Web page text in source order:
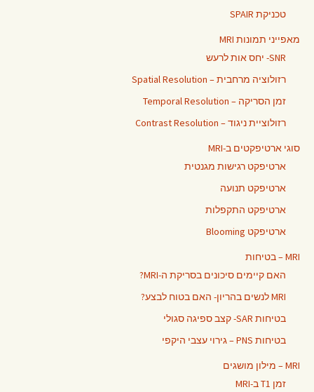
טכניקת SPAIR
מאפייני תמונות MRI
SNR- יחס אות לרעש
רזולוציה מרחבית – Spatial Resolution
זמן הסריקה – Temporal Resolution
רזולוציית ניגוד – Contrast Resolution
סוגי ארטיפקטים ב-MRI
ארטיפקט רגישות מגנטית
ארטיפקט תנועה
ארטיפקט התקפלות
ארטיפקט Blooming
MRI – בטיחות
האם קיימים סיכונים בסריקת ה-MRI?
MRI לנשים בהריון- האם בטוח לבצע?
בטיחות SAR- קצב ספיגה סגולי
בטיחות PNS – גירוי עצבי היקפי
MRI – מילון מושגים
זמן T1 ב-MRI